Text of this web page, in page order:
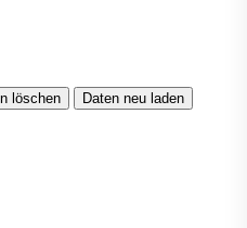
löschen
Daten neu laden